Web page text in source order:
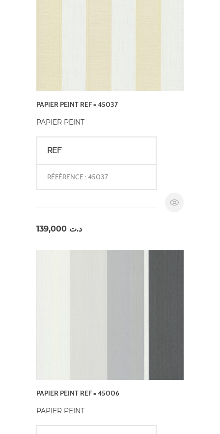
PAPIER PEINT REF = 45037
PAPIER PEINT
REF
RÉFÉRENCE : 45037
د.ت
PAPIER PEINT REF = 45006
PAPIER PEINT